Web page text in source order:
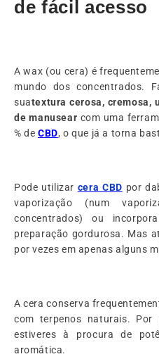
de fácil acesso
A wax (ou cera) é
mundo dos concentrados.
suatextura cerosa, cremosa,
de manusear com uma
% de CBD, o que já a torna
Pode utilizar cera CBD por
vaporização (num
concentrados) ou
preparação gordurosa. Mas
por vezes em apenas alguns
A cera conserva
com terpenos naturais.
estiveres à procura de
aromática.